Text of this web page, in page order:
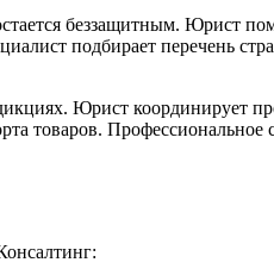
беззащитным. Юрист
подбирает перечень
Юрист координирует
товаров.